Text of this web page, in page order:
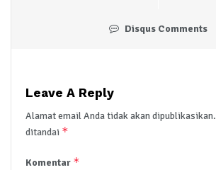
Disqus Comments
Leave A Reply
Alamat email Anda tidak akan dipublikasikan.
ditandai *
Komentar *